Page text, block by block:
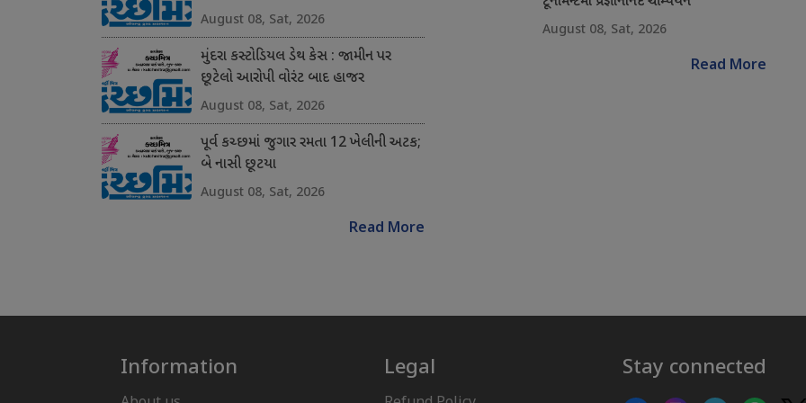
August 08, Sat, 2026
મુંદરા કસ્ટોડિયલ ડેથ કેસ : જામીન પર
છૂટેલો આરોપી વોરંટ બાદ હાજર
August 08, Sat, 2026
પૂર્વ કચ્છમાં જુગાર રમતા 12 ખેલીની અટક;
બે નાસી છૂટયા
August 08, Sat, 2026
Read More
August 08, Sat, 2026
Read More
Information Legal Stay connected